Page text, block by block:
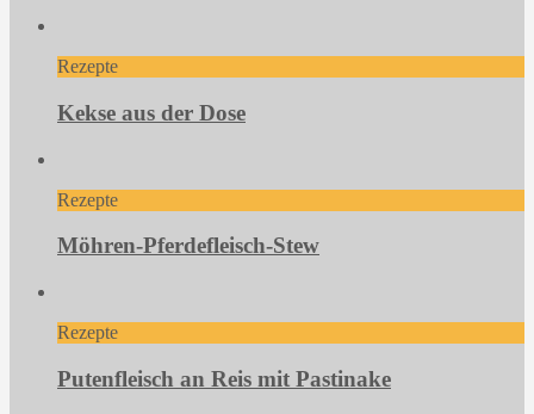
Rezepte
Kekse aus der Dose
Rezepte
Möhren-Pferdefleisch-Stew
Rezepte
Putenfleisch an Reis mit Pastinake